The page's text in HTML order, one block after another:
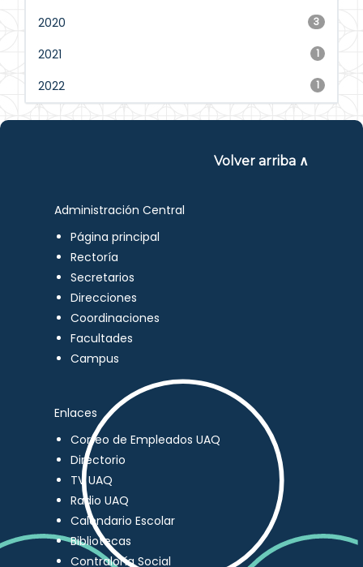
3
2020
1
2021
1
2022
Volver arriba ∧
Administración Central
Página principal
Rectoría
Secretarios
Direcciones
Coordinaciones
Facultades
Campus
Enlaces
Correo de Empleados UAQ
Directorio
TV UAQ
Radio UAQ
Calendario Escolar
Bibliotecas
Contraloría Social